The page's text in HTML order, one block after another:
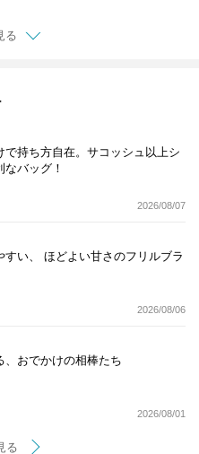
る
で持ち方自在。サコッシュ以上シ
なバッグ！
2026/08/07
すい、 ほどよい甘さのフリルブラ
2026/08/06
、おでかけの相棒たち
2026/08/01
る